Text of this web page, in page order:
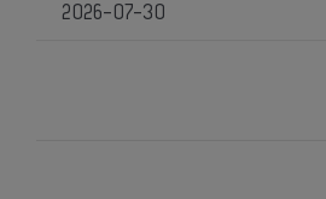
2026-07-30